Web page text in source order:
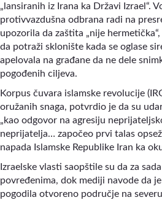
„lansiranih iz Irana ka Državi Izrael“.
protivvazdušna odbrana radi na
upozorila da zaštita „nije
da potraži sklonište kada se oglase
apelovala na građane da ne dele
pogođenih ciljeva.
Korpus čuvara islamske revolucije
oružanih snaga, potvrdio je da su
„kao odgovor na agresiju
neprijatelja… započeo prvi talas
napada Islamske Republike Iran ka
Izraelske vlasti saopštile su da za
povređenima, dok mediji navode da
pogodila otvoreno područje na